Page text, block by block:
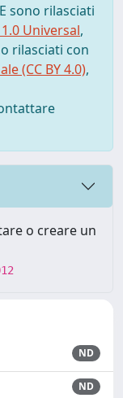
sono rilasciati
Universal,
rilasciati con
(CC BY 4.0),
o creare un
ND
ND